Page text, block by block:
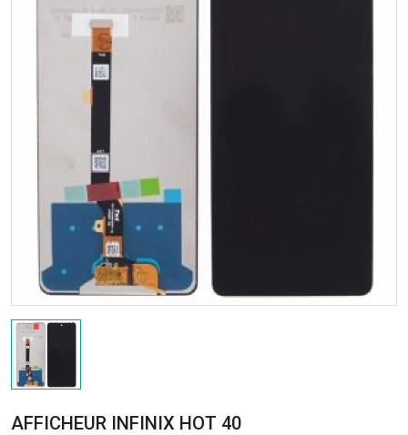
AFFICHEUR INFINIX HOT 40